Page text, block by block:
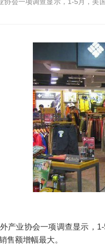
业协会一项调查显示，1-
售额增幅最大。